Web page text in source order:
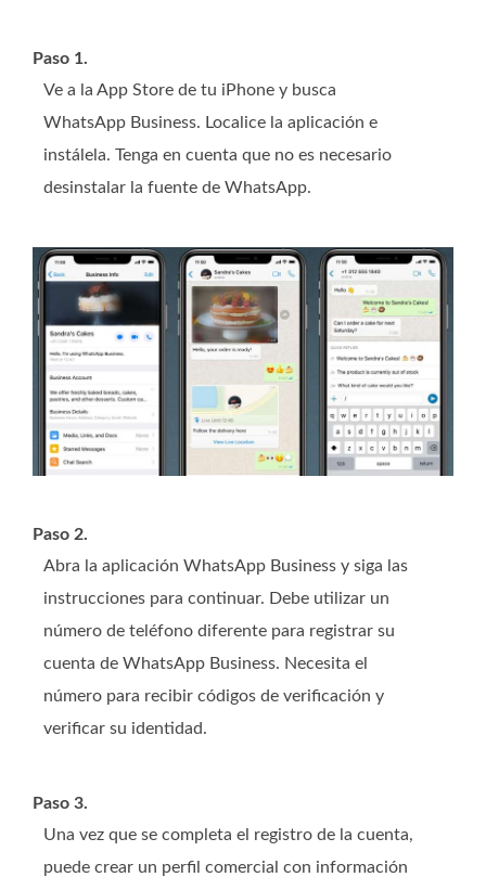
Paso 1.
Ve a la App Store de tu iPhone y busca
WhatsApp Business. Localice la aplicación e
instálela. Tenga en cuenta que no es necesario
desinstalar la fuente de WhatsApp.
Paso 2.
Abra la aplicación WhatsApp Business y siga las
instrucciones para continuar. Debe utilizar un
número de teléfono diferente para registrar su
cuenta de WhatsApp Business. Necesita el
número para recibir códigos de verificación y
verificar su identidad.
Paso 3.
Una vez que se completa el registro de la cuenta,
puede crear un perfil comercial con información